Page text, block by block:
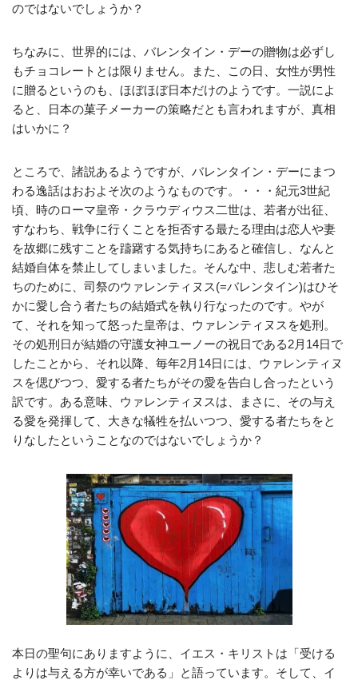
のではないでしょうか？
ちなみに、世界的には、バレンタイン・デーの贈物は必ずし
もチョコレートとは限りません。また、この日、女性が男性
に贈るというのも、ほぼほぼ日本だけのようです。一説によ
ると、日本の菓子メーカーの策略だとも言われますが、真相
はいかに？
ところで、諸説あるようですが、バレンタイン・デーにまつ
わる逸話はおおよそ次のようなものです。・・・紀元3世紀
頃、時のローマ皇帝・クラウディウス二世は、若者が出征、
すなわち、戦争に行くことを拒否する最たる理由は恋人や妻
を故郷に残すことを躊躇する気持ちにあると確信し、なんと
結婚自体を禁止してしまいました。そんな中、悲しむ若者た
ちのために、司祭のウァレンティヌス(=バレンタイン)はひそ
かに愛し合う者たちの結婚式を執り行なったのです。やが
て、それを知って怒った皇帝は、ウァレンティヌスを処刑。
その処刑日が結婚の守護女神ユーノーの祝日である2月14日で
したことから、それ以降、毎年2月14日には、ウァレンティヌ
スを偲びつつ、愛する者たちがその愛を告白し合ったという
訳です。ある意味、ウァレンティヌスは、まさに、その与え
る愛を発揮して、大きな犠牲を払いつつ、愛する者たちをと
りなしたということなのではないでしょうか？
本日の聖句にありますように、イエス・キリストは「受ける
よりは与える方が幸いである」と語っています。そして、イ